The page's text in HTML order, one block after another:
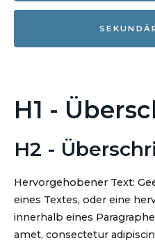
H1 -
H2 -
Hervorgehobener Text:
eines Textes, oder eine
innerhalb eines
amet, consectetur